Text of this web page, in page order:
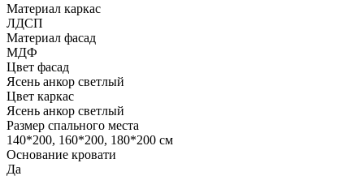
Материал каркас
ЛДСП
Материал фасад
МДФ
Цвет фасад
Ясень анкор светлый
Цвет каркас
Ясень анкор светлый
Размер спального места
140*200, 160*200, 180*200 см
Основание кровати
Да